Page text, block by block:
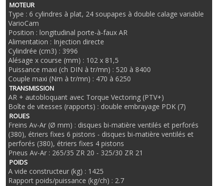
MOTEUR
Type : 6 cylindres à plat, 24 soupapes à double calage variable
VarioCam
Position : longitudinal porte-à-faux AR
Alimentation : Injection directe
Cylindrée (cm3) : 3996
Alésage x course (mm) : 102 x 81,5
Puissance maxi (ch DIN à tr/mn) : 520 à 8400
Couple maxi (Nm à tr/mn) : 470 à 6250
TRANSMISSION
AR + autobloquant avec Torque Vectoring (PTV+)
Boîte de vitesses (rapports) : double embrayage PDK (7)
ROUES
Freins Av-Ar (Ø mm) : disques bi-matière ventilés et perforés
(380), étriers fixes 6 pistons - disques bi-matière ventilés et
perforés (380), étriers fixes 4 pistons
Pneus Av-Ar : 265/35 ZR 20 - 325/30 ZR 21
POIDS
A vide constructeur (kg) : 1425
Rapport poids/puissance (kg/ch) : 2.7